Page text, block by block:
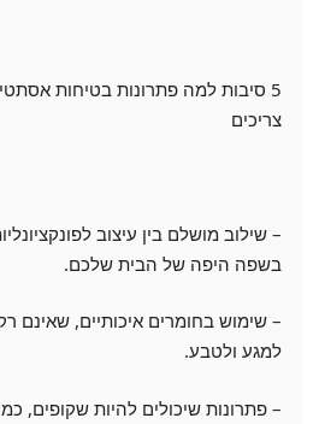
5 סיבות למה פתרונות בטיחות
צריכים
– שילוב מושלם בין עיצוב
בשפה היפה של הבית שלכם.
– שימוש בחומרים איכותיים, שאינם
למגע ולטבע.
– פתרונות שיכולים להיות שקופים,